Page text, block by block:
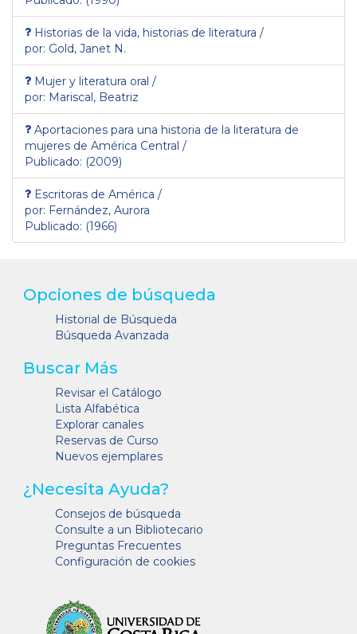
Historias de la vida, historias de literatura /
por: Gold, Janet N.
Mujer y literatura oral /
por: Mariscal, Beatriz
Aportaciones para una historia de la literatura de
mujeres de América Central /
Publicado: (2009)
Escritoras de América /
por: Fernández, Aurora
Publicado: (1966)
Opciones de búsqueda
Historial de Búsqueda
Búsqueda Avanzada
Buscar Más
Revisar el Catálogo
Lista Alfabética
Explorar canales
Reservas de Curso
Nuevos ejemplares
¿Necesita Ayuda?
Consejos de búsqueda
Consulte a un Bibliotecario
Preguntas Frecuentes
Configuración de cookies